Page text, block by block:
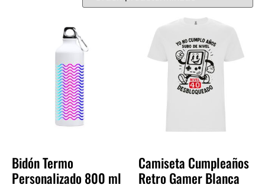
Bidón Termo
Personalizado 800 ml
Camiseta Cumpleaños
Retro Gamer Blanca